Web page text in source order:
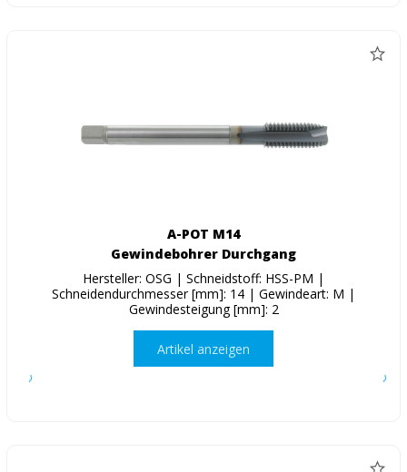
A-POT M14
Gewindebohrer Durchgang
Hersteller: OSG | Schneidstoff: HSS-PM |
Schneidendurchmesser [mm]: 14 | Gewindeart: M |
Gewindesteigung [mm]: 2
Artikel anzeigen